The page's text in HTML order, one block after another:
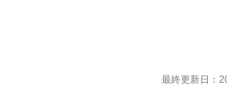
最終更新日：